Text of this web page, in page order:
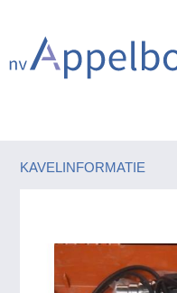
KAVELINFORMATIE